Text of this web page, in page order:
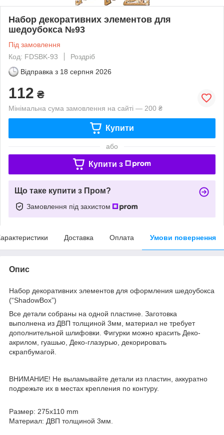
Набор декоративних элементов для
шедоубокса №93
Під замовлення
Код: FDSBK-93
Роздріб
Відправка з 18 серпня 2026
112 ₴
Мінімальна сума замовлення на сайті — 200 ₴
Купити
або
Купити з
Що таке купити з Пром?
Замовлення під захистом
Доставка Оплата Умови повернення
Опис
Набор декоративних элементов для оформления шедоубокса
(“ShadowBox”)
Все детали собраны на одной пластине. Заготовка
выполнена из ДВП толщиной 3мм, материал не требует
дополнительной шлифовки. Фигурки можно красить Деко-
акрилом, гуашью, Деко-глазурью, декорировать
скрапбумагой.
ВНИМАНИЕ! Не выламывайте детали из пластин, аккуратно
подрежьте их в местах крепления по контуру.
Размер: 275x110 mm
Материал: ДВП толщиной 3мм.